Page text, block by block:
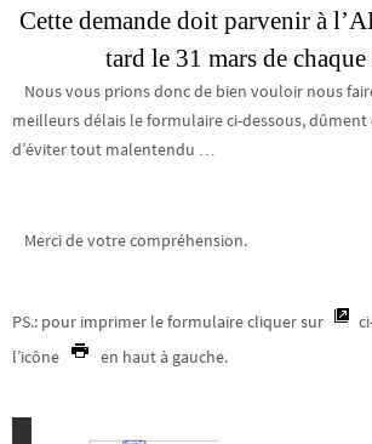
Cette demande doit parvenir à
tard le 31 mars de chaque
Nous vous prions donc de bien vouloir nous
meilleurs délais le formulaire ci-dessous, dûment
d’éviter tout malentendu …
Merci de votre compréhension.
PS.: pour imprimer le formulaire cliquer sur
l’icône
en haut à gauche.